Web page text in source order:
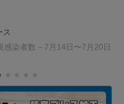
ス
染者数 – 7月14日〜7月20日